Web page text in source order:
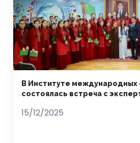
В Институте
состоялась встреча с
15/12/2025